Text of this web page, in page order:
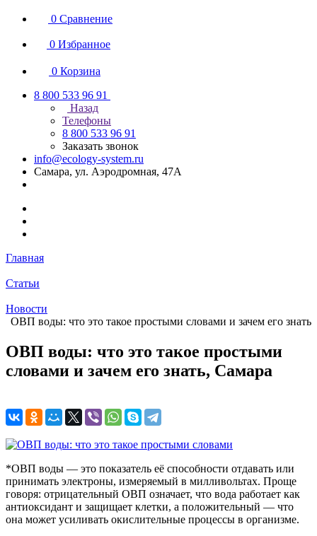
0 Сравнение
0 Избранное
0 Корзина
8 800 533 96 91
Назад
Телефоны
8 800 533 96 91
Заказать звонок
info@ecology-system.ru
Самара, ул. Аэродромная, 47А
Главная
Статьи
Новости
ОВП воды: что это такое простыми словами и зачем его знать
ОВП воды: что это такое простыми
словами и зачем его знать, Самара
*ОВП воды — это показатель её способности отдавать или
принимать электроны, измеряемый в милливольтах. Проще
говоря: отрицательный ОВП означает, что вода работает как
антиоксидант и защищает клетки, а положительный — что
она может усиливать окислительные процессы в организме.